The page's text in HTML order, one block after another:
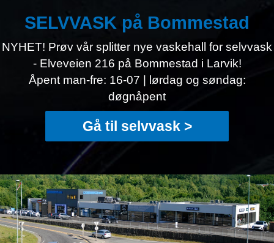
SELVVASK på Bommestad
NYHET! Prøv vår splitter nye vaskehall for selvvask
- Elveveien 216 på Bommestad i Larvik!
Åpent man-fre: 16-07 | lørdag og søndag:
døgnåpent
Gå til selvvask >